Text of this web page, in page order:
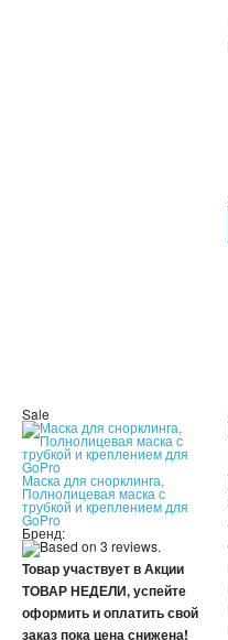
Sale
Маска для снорклинга,
Полнолицевая маска с
трубкой и креплением для
GoPro
Бренд:
Товар участвует в Акции
ТОВАР НЕДЕЛИ, успейте
оформить и оплатить свой
заказ пока цена снижена!